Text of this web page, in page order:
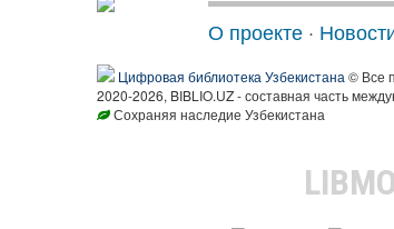
О проекте ·
Цифровая библиотека Узбекистана © Все
2020-2026, BIBLIO.UZ - составная часть
Сохраняя наследие Узбекистана